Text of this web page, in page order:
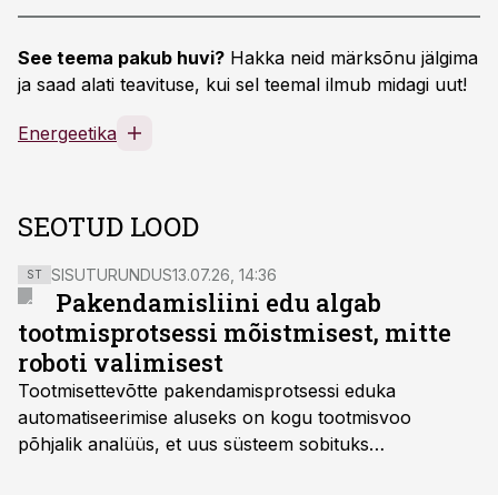
See teema pakub huvi? Hakka neid märksõnu jälgima
ja saad alati teavituse, kui sel teemal ilmub midagi uut!
Energeetika
SEOTUD LOOD
ST SISUTURUNDUS13.07.26, 14:36
Pakendamisliini edu algab
tootmisprotsessi mõistmisest, mitte
roboti valimisest
Tootmisettevõtte pakendamisprotsessi eduka
automatiseerimise aluseks on kogu tootmisvoo
põhjalik analüüs, et uus süsteem sobituks